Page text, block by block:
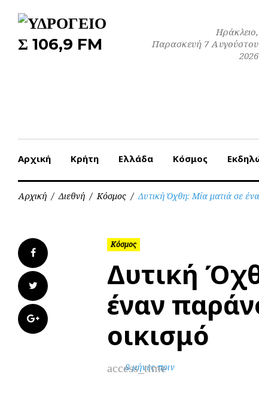
Ηράκλειο,
Παρασκευή 7 Αυγούστου
2026
Αρχική Κρήτη Ελλάδα Κόσμος
Αρχική / Διεθνή / Κόσμος / Δυτική Όχθη: Μία ματιά σε
Facebook
Twitter
Google+
Κόσμος
Δυτική
έναν
οικισμό
access_time
8 μήνες πριν